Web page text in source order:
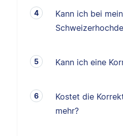
Kann ich bei
Kann ich eine
Kostet die
mehr?